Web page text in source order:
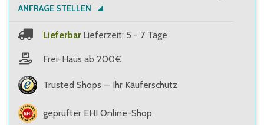
ANFRAGE STELLEN
Lieferbar Lieferzeit: 5 - 7 Tage
Frei-Haus ab 200€
Trusted Shops — Ihr Käuferschutz
geprüfter EHI Online-Shop